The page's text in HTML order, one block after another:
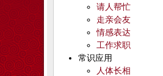
请人帮忙
走亲会友
情感表达
工作求职
常识应用
人体长相